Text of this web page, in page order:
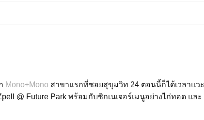
Mono+Mono สาขาแรกที่ซอยสุขุมวิท 24 ตอนนี้ก็ได้เวลาแวะ
@ Future Park พร้อมกับซิกเนเจอร์เมนูอย่างไก่ทอด และ